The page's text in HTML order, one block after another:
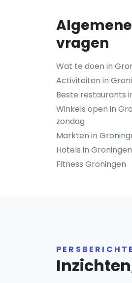
vragen
Wat te doen in
Activiteiten in
Beste restaurants
Winkels open in
zondag
Markten in
Hotels in Groningen
Fitness Groningen